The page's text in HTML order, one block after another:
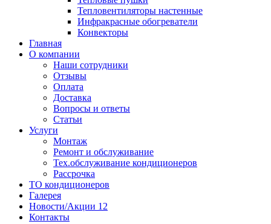
Тепловентиляторы настенные
Инфракрасные обогреватели
Конвекторы
Главная
О компании
Наши сотрудники
Отзывы
Оплата
Доставка
Вопросы и ответы
Статьи
Услуги
Монтаж
Ремонт и обслуживание
Тех.обслуживание кондиционеров
Рассрочка
ТО кондиционеров
Галерея
Новости/Акции 12
Контакты